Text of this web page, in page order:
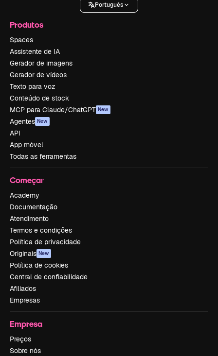
Português
Produtos
Spaces
Assistente de IA
Gerador de imagens
Gerador de vídeos
Texto para voz
Conteúdo de stock
MCP para Claude/ChatGPT New
Agentes New
API
App móvel
Todas as ferramentas
Começar
Academy
Documentação
Atendimento
Termos e condições
Política de privacidade
Originais New
Política de cookies
Central de confiabilidade
Afiliados
Empresas
Empresa
Preços
Sobre nós